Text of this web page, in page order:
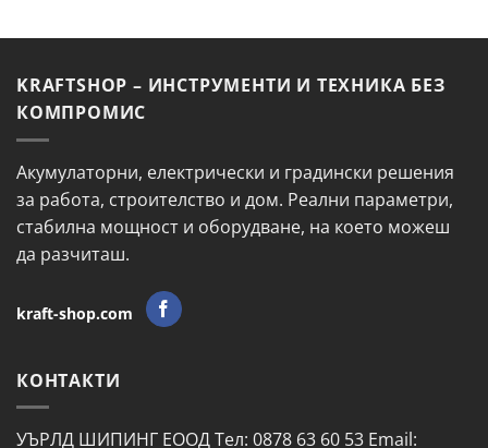
KRAFTSHOP – ИНСТРУМЕНТИ И ТЕХНИКА БЕЗ
КОМПРОМИС
Акумулаторни, електрически и градински решения
за работа, строителство и дом. Реални параметри,
стабилна мощност и оборудване, на което можеш
да разчиташ.
kraft-shop.com
КОНТАКТИ
УЪРЛД ШИПИНГ ЕООД Тел: 0878 63 60 53 Email: